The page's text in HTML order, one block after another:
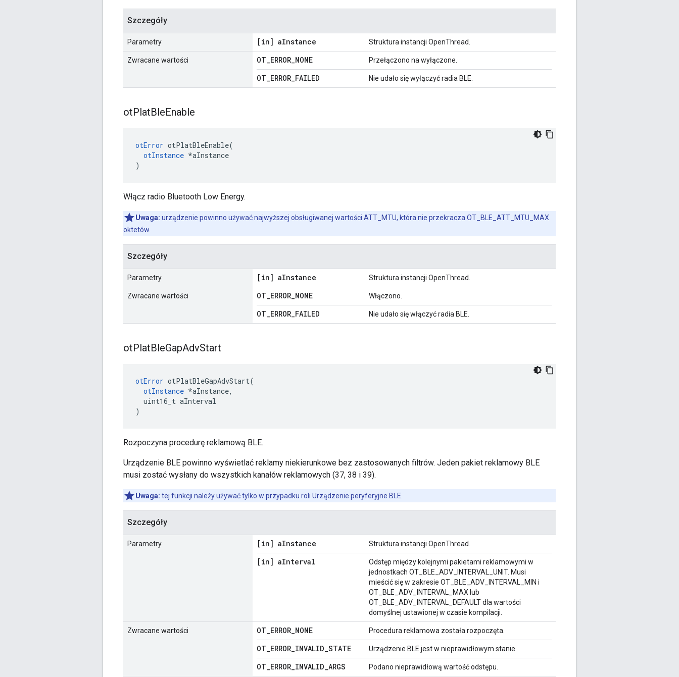
Szczegóły
Parametry [in] aInstance Struktura instancji OpenThread.
Zwracane wartości OT_ERROR_NONE Przełączono na wyłączone.
OT_ERROR_FAILED Nie udało się wyłączyć radia BLE.
otPlatBleEnable
otError otPlatBleEnable(
otInstance *aInstance
)
Włącz radio Bluetooth Low Energy.
Uwaga: urządzenie powinno używać najwyższej obsługiwanej wartości ATT_MTU, która nie przekracza OT_BLE_ATT_MTU_MAX
oktetów.
Szczegóły
Parametry [in] aInstance Struktura instancji OpenThread.
Zwracane wartości OT_ERROR_NONE Włączono.
OT_ERROR_FAILED Nie udało się włączyć radia BLE.
otPlatBleGapAdvStart
otError otPlatBleGapAdvStart(
otInstance *aInstance,
uint16_t aInterval
)
Rozpoczyna procedurę reklamową BLE.
Urządzenie BLE powinno wyświetlać reklamy niekierunkowe bez zastosowanych filtrów. Jeden pakiet reklamowy BLE
musi zostać wysłany do wszystkich kanałów reklamowych (37, 38 i 39).
Uwaga: tej funkcji należy używać tylko w przypadku roli Urządzenie peryferyjne BLE.
Szczegóły
Parametry [in] aInstance Struktura instancji OpenThread.
[in] aInterval
Odstęp między kolejnymi pakietami reklamowymi w
jednostkach OT_BLE_ADV_INTERVAL_UNIT. Musi
mieścić się w zakresie OT_BLE_ADV_INTERVAL_MIN i
OT_BLE_ADV_INTERVAL_MAX lub
OT_BLE_ADV_INTERVAL_DEFAULT dla wartości
domyślnej ustawionej w czasie kompilacji.
Zwracane wartości OT_ERROR_NONE Procedura reklamowa została rozpoczęta.
OT_ERROR_INVALID_STATE Urządzenie BLE jest w nieprawidłowym stanie.
OT_ERROR_INVALID_ARGS Podano nieprawidłową wartość odstępu.